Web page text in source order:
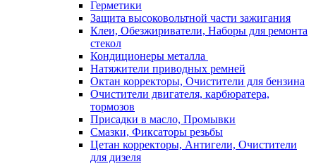
Герметики
Защита высоковольтной части зажигания
Клеи, Обезжириватели, Наборы для ремонта
стекол
Кондиционеры металла
Натяжители приводных ремней
Октан корректоры, Очистители для бензина
Очистители двигателя, карбюратера,
тормозов
Присадки в масло, Промывки
Смазки, Фиксаторы резьбы
Цетан корректоры, Антигели, Очистители
для дизеля